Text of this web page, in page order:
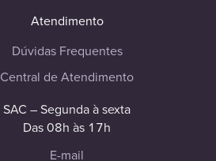
Atendimento
Dúvidas Frequentes
Central de Atendimento
SAC – Segunda à sexta
Das 08h às 17h
E-mail